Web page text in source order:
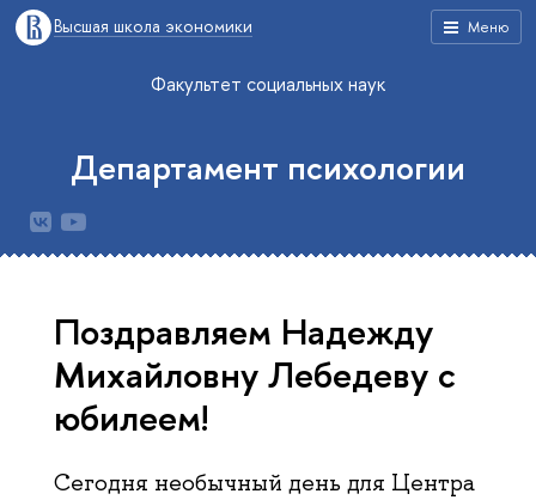
Меню
Высшая школа экономики
Факультет социальных наук
Департамент психологии
Поздравляем Надежду
Михайловну Лебедеву с
юбилеем!
Сегодня необычный день для Центра